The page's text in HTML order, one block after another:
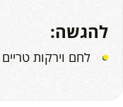
להגשה:
לחם וירקות טריים